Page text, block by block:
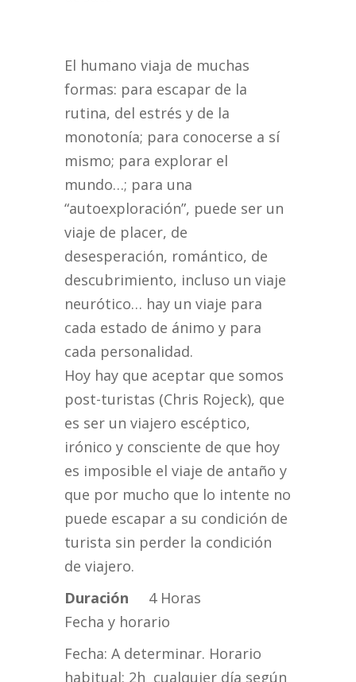
El humano viaja de muchas
formas: para escapar de la
rutina, del estrés y de la
monotonía; para conocerse a sí
mismo; para explorar el
mundo…; para una
“autoexploración”, puede ser un
viaje de placer, de
desesperación, romántico, de
descubrimiento, incluso un viaje
neurótico… hay un viaje para
cada estado de ánimo y para
cada personalidad.
Hoy hay que aceptar que somos
post-turistas (Chris Rojeck), que
es ser un viajero escéptico,
irónico y consciente de que hoy
es imposible el viaje de antaño y
que por mucho que lo intente no
puede escapar a su condición de
turista sin perder la condición
de viajero.
Duración 4 Horas
Fecha y horario
Fecha: A determinar. Horario
habitual: 2h cualquier día según